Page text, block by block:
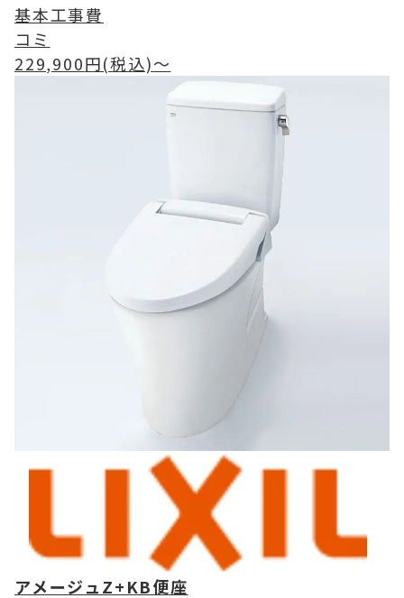
基本工事費
コミ
229,900円(税込)〜
アメージュZ+KB便座